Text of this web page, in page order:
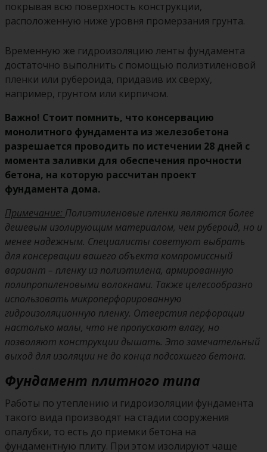
покрывая всю поверхность конструкции,
расположенную ниже уровня промерзания грунта.
Временную же гидроизоляцию ленты фундамента
достаточно выполнить с помощью полиэтиленовой
пленки или рубероида, придавив их сверху,
например, грунтом или кирпичом.
Важно! Стоит помнить, что консервацию
монолитного фундамента из железобетона
разрешается проводить по истечении 28 дней с
момента заливки для обеспечения прочности
бетона, на которую рассчитан проект
фундамента дома.
Примечание: Полиэтиленовые пленки являются более
дешевым изолирующим материалом, чем рубероид, но и
менее надежным. Специалисты советуют выбрать
для консервации вашего объекта компромиссный
вариант – пленку из полиэтилена, армированную
полипропиленовыми волокнами. Также целесообразно
использовать микроперфорированную
гидроизоляционную пленку. Отверстия перфорации
настолько малы, что не пропускают влагу, но
позволяют конструкции дышать. Это замечательный
выход для изоляции не до конца подсохшего бетона.
Фундамент плитного типа
Работы по утеплению и гидроизоляции фундамента
такого вида производят на стадии сооружения
опалубки, то есть до приемки бетона на
фундаментную плиту. При этом изолируют чаще